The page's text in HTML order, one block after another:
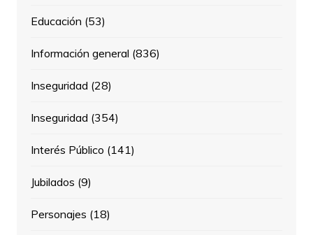
Educación (53)
Información general (836)
Inseguridad (28)
Inseguridad (354)
Interés Público (141)
Jubilados (9)
Personajes (18)